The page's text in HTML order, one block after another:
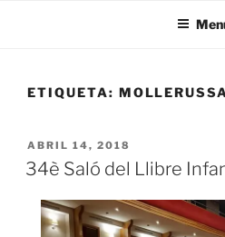
ETIQUETA:
ABRIL 14, 2018
34è Saló del Llibre